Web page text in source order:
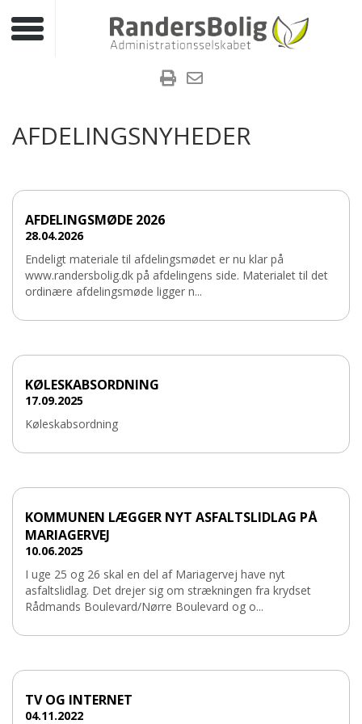
Toggle navigation
AFDELINGSNYHEDER
AFDELINGSMØDE 2026
28.04.2026
Endeligt materiale til afdelingsmødet er nu klar på
www.randersbolig.dk på afdelingens side. Materialet til det
ordinære afdelingsmøde ligger n...
KØLESKABSORDNING
17.09.2025
Køleskabsordning
KOMMUNEN LÆGGER NYT ASFALTSLIDLAG PÅ
MARIAGERVEJ
10.06.2025
I uge 25 og 26 skal en del af Mariagervej have nyt
asfaltslidlag. Det drejer sig om strækningen fra krydset
Rådmands Boulevard/Nørre Boulevard og o...
TV OG INTERNET
04.11.2022